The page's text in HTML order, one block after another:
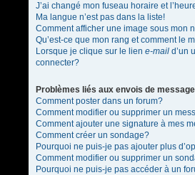
J’ai changé mon fuseau horaire et
Ma langue n’est pas dans la liste!
Comment afficher une image sous mon
Qu’est-ce que mon rang et comment le
Lorsque je clique sur le lien e-mail d’un
connecter?
Problèmes liés aux envois de
Comment poster dans un forum?
Comment modifier ou supprimer un
Comment ajouter une signature à mes
Comment créer un sondage?
Pourquoi ne puis-je pas ajouter plus
Comment modifier ou supprimer un
Pourquoi ne puis-je pas accéder à un